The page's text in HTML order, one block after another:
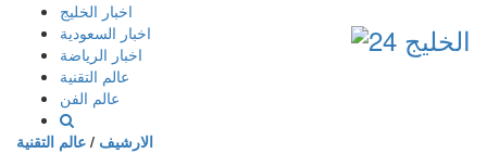
إذهب
المحتوى
اخبار الخليج
اخبار السعودية
اخبار الرياضة
عالم التقنية
عالم الفن
الارشيف / عالم التقنية